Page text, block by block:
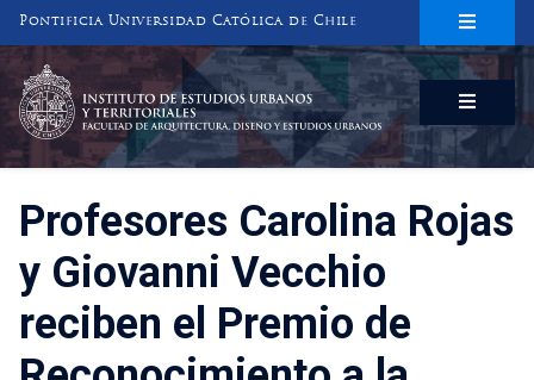
Pontificia Universidad Católica de Chile
INSTITUTO DE ESTUDIOS URBANOS
Y TERRITORIALES
FACULTAD DE ARQUITECTURA, DISEÑO Y ESTUDIOS URBANOS
Profesores Carolina Rojas
y Giovanni Vecchio
reciben el Premio de